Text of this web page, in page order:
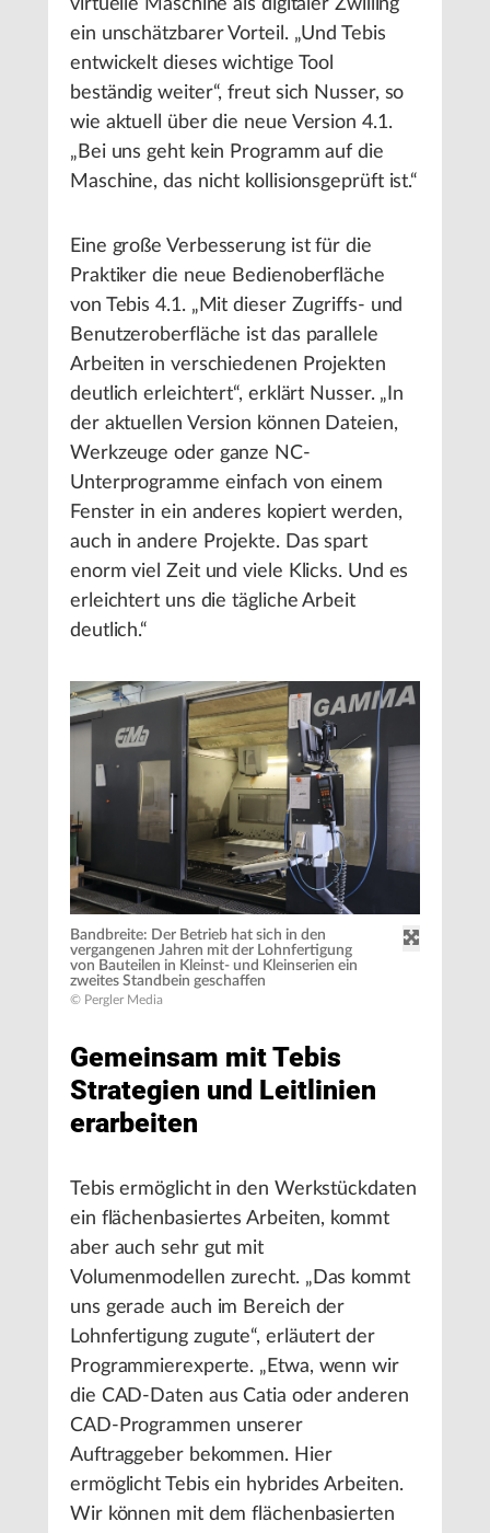
virtuelle Maschine als digitaler Zwilling
ein unschätzbarer Vorteil. „Und Tebis
entwickelt dieses wichtige Tool
beständig weiter“, freut sich Nusser, so
wie aktuell über die neue Version 4.1.
„Bei uns geht kein Programm auf die
Maschine, das nicht kollisionsgeprüft ist.“
Eine große Verbesserung ist für die
Praktiker die neue Bedienoberfläche
von Tebis 4.1. „Mit dieser Zugriffs- und
Benutzeroberfläche ist das parallele
Arbeiten in verschiedenen Projekten
deutlich erleichtert“, erklärt Nusser. „In
der aktuellen Version können Dateien,
Werkzeuge oder ganze NC-
Unterprogramme einfach von einem
Fenster in ein anderes kopiert werden,
auch in andere Projekte. Das spart
enorm viel Zeit und viele Klicks. Und es
erleichtert uns die tägliche Arbeit
deutlich.“
Bandbreite: Der Betrieb hat sich in den
vergangenen Jahren mit der Lohnfertigung
von Bauteilen in Kleinst- und Kleinserien ein
zweites Standbein geschaffen
© Pergler Media
Gemeinsam mit Tebis
Strategien und Leitlinien
erarbeiten
Tebis ermöglicht in den Werkstückdaten
ein flächenbasiertes Arbeiten, kommt
aber auch sehr gut mit
Volumenmodellen zurecht. „Das kommt
uns gerade auch im Bereich der
Lohnfertigung zugute“, erläutert der
Programmierexperte. „Etwa, wenn wir
die CAD-Daten aus Catia oder anderen
CAD-Programmen unserer
Auftraggeber bekommen. Hier
ermöglicht Tebis ein hybrides Arbeiten.
Wir können mit dem flächenbasierten